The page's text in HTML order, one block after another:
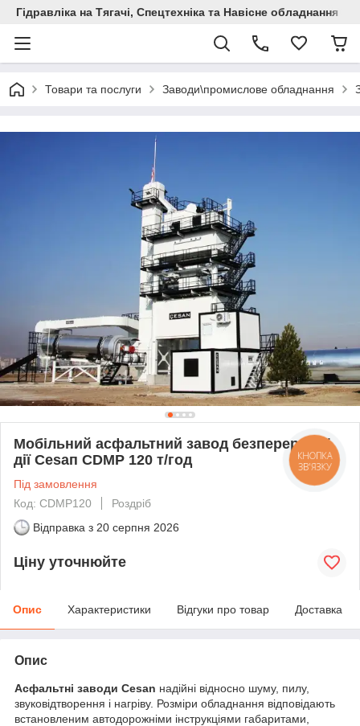
Гідравліка на Тягачі, Спецтехніка та Навісне обладнання
Товари та послуги Заводи\промислове обладнання
Мобільний асфальтний завод безперервної
дії Сеѕап CDMP 120 т/год
Під замовлення
Код: CDMP120
Роздріб
Відправка з 20 серпня 2026
Ціну уточнюйте
Опис Характеристики Відгуки про товар Доставка
Опис
Асфальтні заводи Cesan надійні відносно шуму, пилу,
звуковідтворення і нагріву. Розміри обладнання відповідають
встановленим автодорожніми інструкціями габаритами,
КНОПКА
ЗВ'ЯЗКУ